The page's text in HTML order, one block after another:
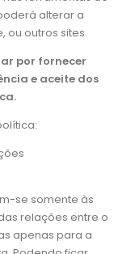
alterar a
ou outros sites.
por fornecer
e aceite dos
se somente às
relações entre o
apenas para a